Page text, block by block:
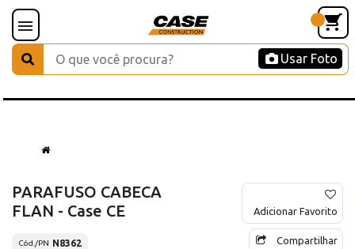
Usar Foto
PARAFUSO CABECA
FLAN - Case CE
Cód./PN N8362
Adicionar Favorito
Compartilhar